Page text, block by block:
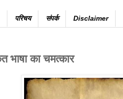
परिचय संपर्क Disclaimer
भाषा का चमत्कार